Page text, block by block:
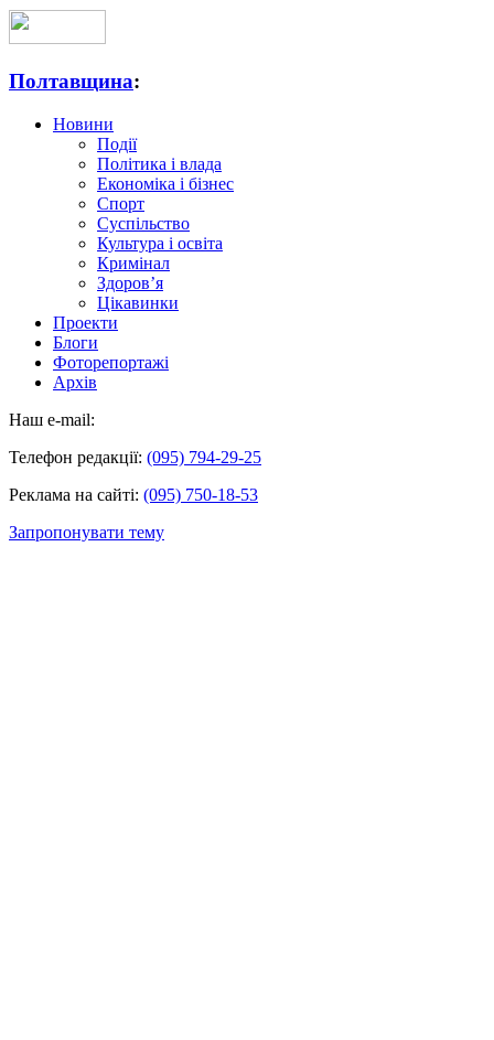
Полтавщина:
Новини
Події
Політика і влада
Економіка і бізнес
Спорт
Суспільство
Культура і освіта
Кримінал
Здоров’я
Цікавинки
Проекти
Блоги
Фоторепортажі
Архів
Наш e-mail:
Телефон редакції: (095) 794-29-25
Реклама на сайті: (095) 750-18-53
Запропонувати тему